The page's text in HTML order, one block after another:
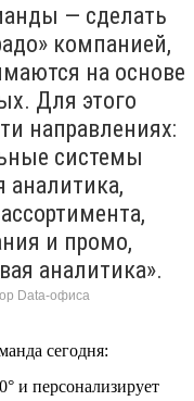
— сделать
компанией,
на основе
Для этого
направлениях:
системы
аналитика,
и промо,
аналитика».
Data-офиса
сегодня:
и персонализирует